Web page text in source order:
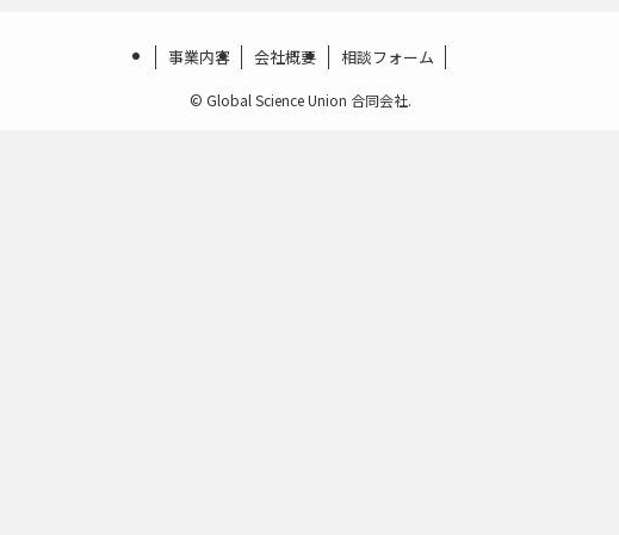
事業内容 会社概要 相談フォーム
© Global Science Union 合同会社.